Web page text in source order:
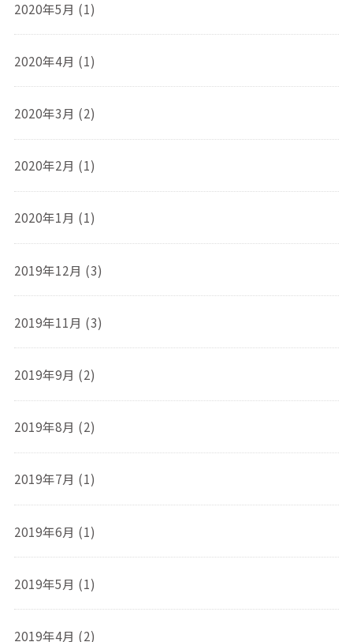
2020年5月 (1)
2020年4月 (1)
2020年3月 (2)
2020年2月 (1)
2020年1月 (1)
2019年12月 (3)
2019年11月 (3)
2019年9月 (2)
2019年8月 (2)
2019年7月 (1)
2019年6月 (1)
2019年5月 (1)
2019年4月 (2)